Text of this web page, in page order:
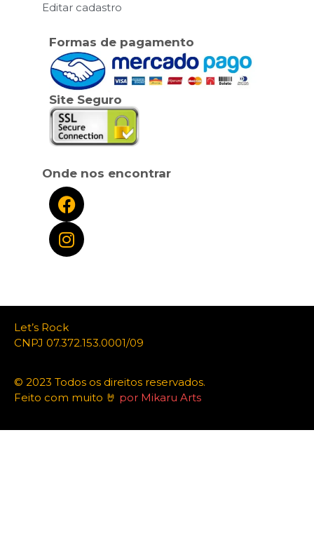
Editar cadastro
Formas de pagamento
Site Seguro
Onde nos encontrar
Let’s Rock
CNPJ 07.372.153.0001/09
© 2023 Todos os direitos reservados.
Feito com muito 🤘 por Mikaru Arts